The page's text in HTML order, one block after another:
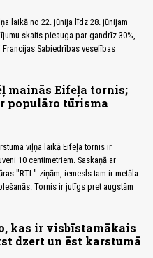
laikā no 22. jūnija līdz 28. jūnijam
skaits pieauga par gandrīz 30%,
Sabiedrības veselības
mainās Eifeļa tornis;
populāro tūrisma
viļņa laikā Eifeļa tornis ir
10 centimetriem. Saskaņā ar
"RTL" ziņām, iemesls tam ir metāla
Tornis ir jutīgs pret augstām
kas ir visbīstamākais
dzert un ēst karstumā